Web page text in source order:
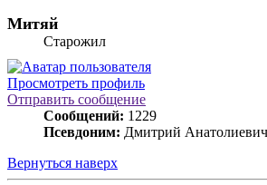
Митяй
Старожил
Просмотреть профиль
Отправить сообщение
Сообщений: 1229
Псевдоним: Дмитрий Анатолиевич
Вернуться наверх